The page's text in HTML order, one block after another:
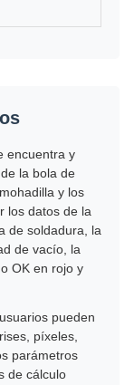
encuentra y
la bola de
y los
los datos de la
de soldadura, la
de vacío, la
OK en rojo y
pueden
píxeles,
parámetros
de cálculo